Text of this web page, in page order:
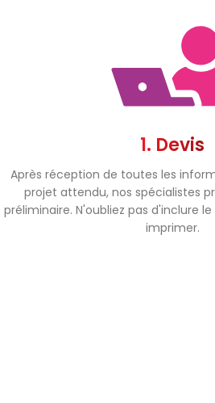
1. Devis
Après réception de toutes les
projet attendu, nos spécialistes
préliminaire. N'oubliez pas d'inclure
imprimer.